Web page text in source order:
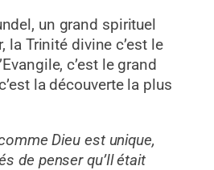
un grand spirituel
la Trinité divine c’est le
c’est le grand
la découverte la plus
Dieu est unique,
de penser qu’Il était